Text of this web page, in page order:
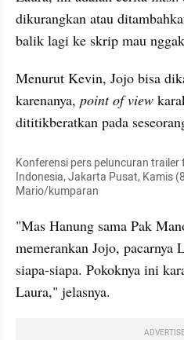
dikurangkan atau
balik lagi ke skrip mau
Menurut Kevin, Jojo bisa
karenanya, point of view
dititikberatkan pada
Konferensi pers peluncuran trailer
Indonesia, Jakarta Pusat, Kamis
Mario/kumparan
"Mas Hanung sama Pak
memerankan Jojo, pacarnya
siapa-siapa. Pokoknya ini
Laura," jelasnya.